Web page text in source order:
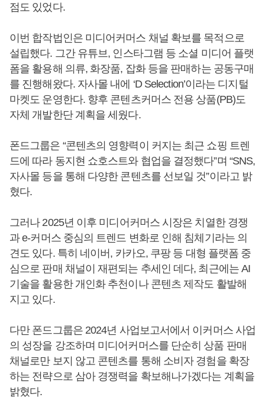
점도 있었다.
이번 합작법인은 미디어커머스 채널 확보를 목적으로
설립했다. 그간 유튜브, 인스타그램 등 소셜 미디어 플랫
폼을 활용해 의류, 화장품, 잡화 등을 판매하는 공동구매
를 진행해왔다. 자사몰 내에 ‘D Selection’이라는 디지털
마켓도 운영한다. 향후 콘텐츠커머스 전용 상품(PB)도
자체 개발한단 계획을 세웠다.
폰드그룹은 “콘텐츠의 영향력이 커지는 최근 쇼핑 트렌
드에 따라 동지현 쇼호스트와 협업을 결정했다”며 “SNS,
자사몰 등을 통해 다양한 콘텐츠를 선보일 것”이라고 밝
혔다.
그러나 2025년 이후 미디어커머스 시장은 치열한 경쟁
과 e-커머스 중심의 트렌드 변화로 인해 침체기라는 의
견도 있다. 특히 네이버, 카카오, 쿠팡 등 대형 플랫폼 중
심으로 판매 채널이 재편되는 추세인 데다, 최근에는 AI
기술을 활용한 개인화 추천이나 콘텐츠 제작도 활발해
지고 있다.
다만 폰드그룹은 2024년 사업보고서에서 이커머스 사업
의 성장을 강조하며 미디어커머스를 단순히 상품 판매
채널로만 보지 않고 콘텐츠를 통해 소비자 경험을 확장
하는 전략으로 삼아 경쟁력을 확보해나가겠다는 계획을
밝혔다.